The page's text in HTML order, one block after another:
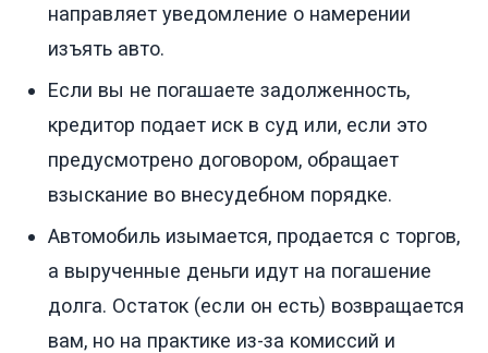
направляет уведомление о намерении
изъять авто.
Если вы не погашаете задолженность,
кредитор подает иск в суд или, если это
предусмотрено договором, обращает
взыскание во внесудебном порядке.
Автомобиль изымается, продается с торгов,
а вырученные деньги идут на погашение
долга. Остаток (если он есть) возвращается
вам, но на практике из-за комиссий и